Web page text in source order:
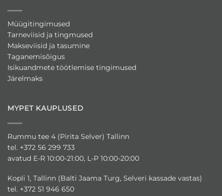
Müügitingimused
Tarneviisid ja tingmused
Makseviisid ja tasumine
Taganemisõigus
Isikuandmete töötlemise tingimused
Järelmaks
MYPET KAUPLUSED
Rummu tee 4 (Pirita Selver) Tallinn
tel. +372 56 299 733
avatud E-R 10:00-21:00, L-P 10:00-20:00
Kopli 1, Tallinn (Balti Jaama Turg, Selveri kassade vastas)
tel. +372 51 946 650